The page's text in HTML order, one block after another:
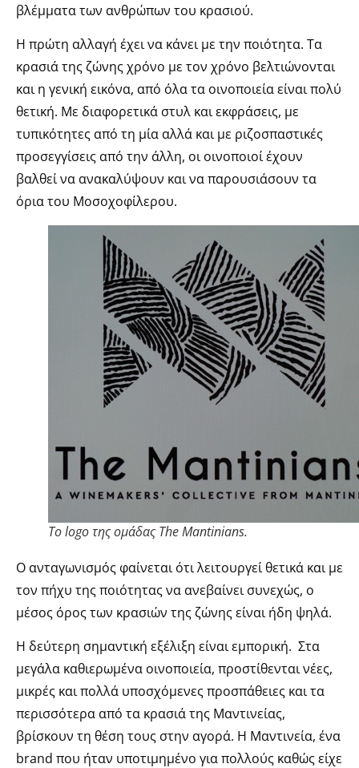
βλέμματα των ανθρώπων του κρασιού.
Η πρώτη αλλαγή έχει να κάνει με την ποιότητα. Τα
κρασιά της ζώνης χρόνο με τον χρόνο βελτιώνονται
και η γενική εικόνα, από όλα τα οινοποιεία είναι πολύ
θετική. Με διαφορετικά στυλ και εκφράσεις, με
τυπικότητες από τη μία αλλά και με ριζοσπαστικές
προσεγγίσεις από την άλλη, οι οινοποιοί έχουν
βαλθεί να ανακαλύψουν και να παρουσιάσουν τα
όρια του Μοσοχοφίλερου.
Το logo της ομάδας The Mantinians.
Ο ανταγωνισμός φαίνεται ότι λειτουργεί θετικά και με
τον πήχυ της ποιότητας να ανεβαίνει συνεχώς, ο
μέσος όρος των κρασιών της ζώνης είναι ήδη ψηλά.
Η δεύτερη σημαντική εξέλιξη είναι εμπορική. Στα
μεγάλα καθιερωμένα οινοποιεία, προστίθενται νέες,
μικρές και πολλά υποσχόμενες προσπάθειες και τα
περισσότερα από τα κρασιά της Μαντινείας,
βρίσκουν τη θέση τους στην αγορά. Η Μαντινεία, ένα
brand που ήταν υποτιμημένο για πολλούς καθώς είχε